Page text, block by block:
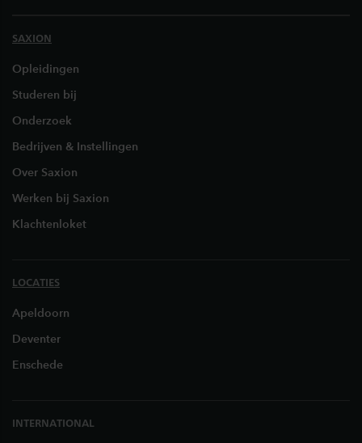
SAXION
Opleidingen
Studeren bij
Onderzoek
Bedrijven & Instellingen
Over Saxion
Werken bij Saxion
Klachtenloket
LOCATIES
Apeldoorn
Deventer
Enschede
INTERNATIONAL